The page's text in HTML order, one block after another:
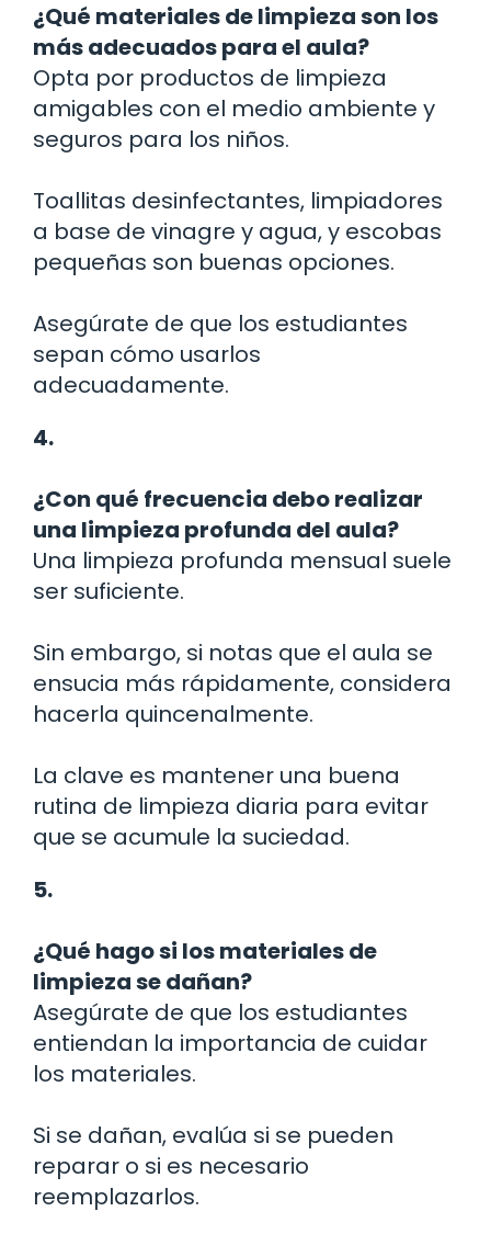
¿Qué materiales de limpieza son los
más adecuados para el aula?
Opta por productos de limpieza
amigables con el medio ambiente y
seguros para los niños.
Toallitas desinfectantes, limpiadores
a base de vinagre y agua, y escobas
pequeñas son buenas opciones.
Asegúrate de que los estudiantes
sepan cómo usarlos
adecuadamente.
4.
¿Con qué frecuencia debo realizar
una limpieza profunda del aula?
Una limpieza profunda mensual suele
ser suficiente.
Sin embargo, si notas que el aula se
ensucia más rápidamente, considera
hacerla quincenalmente.
La clave es mantener una buena
rutina de limpieza diaria para evitar
que se acumule la suciedad.
5.
¿Qué hago si los materiales de
limpieza se dañan?
Asegúrate de que los estudiantes
entiendan la importancia de cuidar
los materiales.
Si se dañan, evalúa si se pueden
reparar o si es necesario
reemplazarlos.